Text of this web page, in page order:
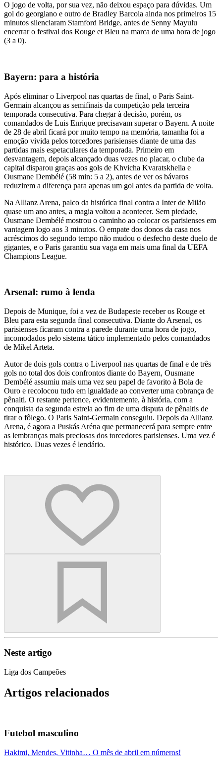
O jogo de volta, por sua vez, não deixou espaço para dúvidas. Um
gol do georgiano e outro de Bradley Barcola ainda nos primeiros 15
minutos silenciaram Stamford Bridge, antes de Senny Mayulu
encerrar o festival dos Rouge et Bleu na marca de uma hora de jogo
(3 a 0).
Bayern: para a história
Após eliminar o Liverpool nas quartas de final, o Paris Saint-
Germain alcançou as semifinais da competição pela terceira
temporada consecutiva. Para chegar à decisão, porém, os
comandados de Luis Enrique precisavam superar o Bayern. A noite
de 28 de abril ficará por muito tempo na memória, tamanha foi a
emoção vivida pelos torcedores parisienses diante de uma das
partidas mais espetaculares da temporada. Primeiro em
desvantagem, depois alcançado duas vezes no placar, o clube da
capital disparou graças aos gols de Khvicha Kvaratskhelia e
Ousmane Dembélé (58 min: 5 a 2), antes de ver os bávaros
reduzirem a diferença para apenas um gol antes da partida de volta.
Na Allianz Arena, palco da histórica final contra a Inter de Milão
quase um ano antes, a magia voltou a acontecer. Sem piedade,
Ousmane Dembélé mostrou o caminho ao colocar os parisienses em
vantagem logo aos 3 minutos. O empate dos donos da casa nos
acréscimos do segundo tempo não mudou o desfecho deste duelo de
gigantes, e o Paris garantiu sua vaga em mais uma final da UEFA
Champions League.
Arsenal: rumo à lenda
Depois de Munique, foi a vez de Budapeste receber os Rouge et
Bleu para esta segunda final consecutiva. Diante do Arsenal, os
parisienses ficaram contra a parede durante uma hora de jogo,
incomodados pelo sistema tático implementado pelos comandados
de Mikel Arteta.
Autor de dois gols contra o Liverpool nas quartas de final e de três
gols no total dos dois confrontos diante do Bayern, Ousmane
Dembélé assumiu mais uma vez seu papel de favorito à Bola de
Ouro e recolocou tudo em igualdade ao converter uma cobrança de
pênalti. O restante pertence, evidentemente, à história, com a
conquista da segunda estrela ao fim de uma disputa de pênaltis de
tirar o fôlego. O Paris Saint-Germain conseguiu. Depois da Allianz
Arena, é agora a Puskás Aréna que permanecerá para sempre entre
as lembranças mais preciosas dos torcedores parisienses. Uma vez é
histórico. Duas vezes é lendário.
Neste artigo
Liga dos Campeões
Artigos relacionados
Futebol masculino
Hakimi, Mendes, Vitinha… O mês de abril em números!